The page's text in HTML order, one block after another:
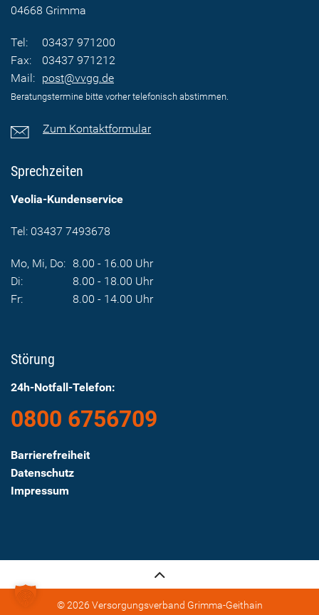
04668 Grimma
Tel:
03437 971200
Fax:
03437 971212
Mail: post@vvgg.de
Beratungstermine bitte vorher telefonisch abstimmen.
Zum Kontaktformular
Sprechzeiten
Veolia-Kundenservice
Tel: 03437 7493678
Mo, Mi, Do: 8.00 - 16.00 Uhr
Di:
8.00 - 18.00 Uhr
Fr:
8.00 - 14.00 Uhr
Störung
24h-Notfall-Telefon:
0800 6756709
Barrierefreiheit
Datenschutz
Impressum
© 2026 Versorgungsverband Grimma-Geithain